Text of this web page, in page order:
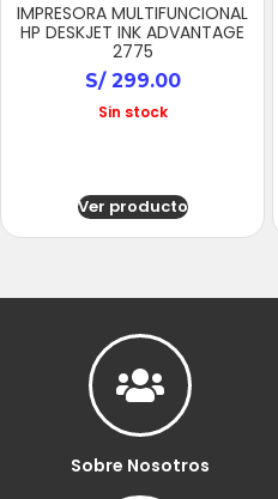
IMPRESORA MULTIFUNCIONAL
HP DESKJET INK ADVANTAGE
2775
S/299.00
Sin stock
Ver producto
Sobre Nosotros